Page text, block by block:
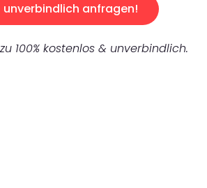
unverbindlich anfragen!
100% kostenlos & unverbindlich.